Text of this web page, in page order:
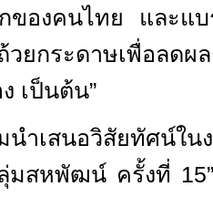
ของคนไทย และแ
ยกระดาษเพื่อลดผ
เป็นต้น”
นำเสนอวิสัยทัศน์ใ
มสหพัฒน์ ครั้งที่